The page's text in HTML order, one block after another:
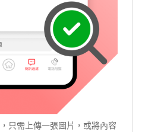
只需上傳一張圖片，或將內容